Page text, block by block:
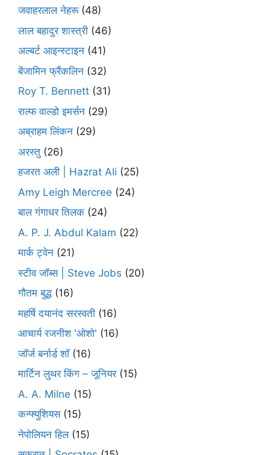
जवाहरलाल नेहरू(48)
लाल बहादुर शास्त्री (46)
अल्बर्ट आइन्स्टाइन (41)
बेंजामिन फ्रैंकलिन (32)
Roy T. Bennett (31)
राल्फ वाल्डो इमर्सन (29)
अब्राहम लिंकन (29)
अरस्तु (26)
हजरत अली | Hazrat Ali (25)
Amy Leigh Mercree (24)
बाल गंगाधर तिलक (24)
A. P. J. Abdul Kalam (22)
मार्क ट्वेन (21)
स्टीव जॉब्स | Steve Jobs (20)
गौतम बुद्ध (16)
महर्षि दयानंद सरस्वती (16)
आचार्य रजनीश 'ओशो' (16)
जॉर्ज बर्नार्ड शॉ(16)
मार्टिन लुथर किंग – जूनियर(15)
A. A. Milne (15)
कन्फ्युशियस(15)
नेपोलियन हिल(15)